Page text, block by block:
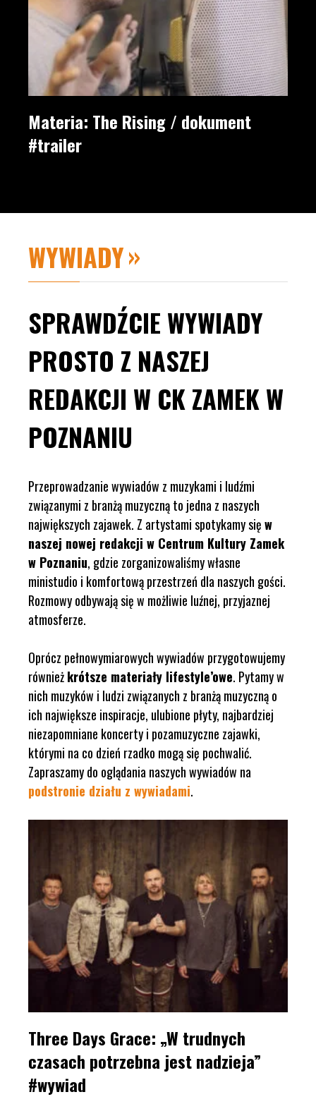
Materia: The Rising / dokument
#trailer
WYWIADY
SPRAWDŹCIE WYWIADY
PROSTO Z NASZEJ
REDAKCJI W CK ZAMEK W
POZNANIU
Przeprowadzanie wywiadów z muzykami i ludźmi
związanymi z branżą muzyczną to jedna z naszych
największych zajawek. Z artystami spotykamy sięw
naszej nowej redakcji w Centrum Kultury Zamek
w Poznaniu, gdzie zorganizowaliśmy własne
ministudio i komfortową przestrzeń dla naszych gości.
Rozmowy odbywają się w możliwie luźnej, przyjaznej
atmosferze.
Oprócz pełnowymiarowych wywiadów przygotowujemy
równieżkrótsze materiały lifestyle’owe. Pytamy w
nich muzyków i ludzi związanych z branżą muzyczną o
ich największe inspiracje, ulubione płyty, najbardziej
niezapomniane koncerty i pozamuzyczne zajawki,
którymi na co dzień rzadko mogą się pochwalić.
Zapraszamy do oglądania naszych wywiadów na
podstronie działu z wywiadami.
Three Days Grace: „W trudnych
czasach potrzebna jest nadzieja”
#wywiad